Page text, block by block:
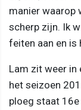
manier waarop
scherp zijn. Ik
feiten aan en is
Lam zit weer in
het seizoen
ploeg staat